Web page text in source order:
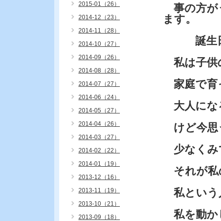
事の方が
ます。
誕生日
私は子供
家庭で育
大人にな
けど今思
少なくみ
それが私
私という
私を動か
2015-01（26）
2014-12（23）
2014-11（28）
2014-10（27）
2014-09（26）
2014-08（28）
2014-07（27）
2014-06（24）
2014-05（27）
2014-04（26）
2014-03（27）
2014-02（22）
2014-01（19）
2013-12（16）
2013-11（19）
2013-10（21）
2013-09（18）